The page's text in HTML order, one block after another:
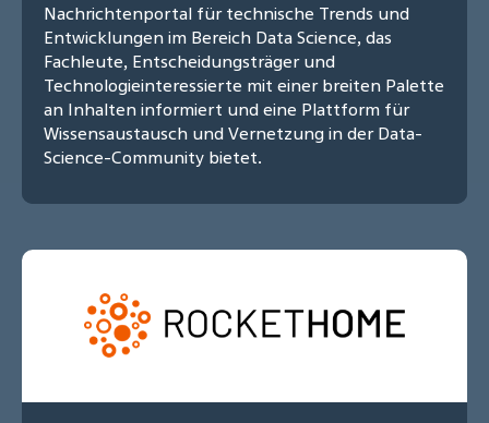
Nachrichtenportal für technische Trends und
Entwicklungen im Bereich Data Science, das
Fachleute, Entscheidungsträger und
Technologieinteressierte mit einer breiten Palette
an Inhalten informiert und eine Plattform für
Wissensaustausch und Vernetzung in der Data-
Science-Community bietet.